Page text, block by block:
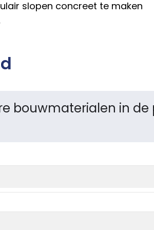
slopen concreet te maken
bouwmaterialen in de